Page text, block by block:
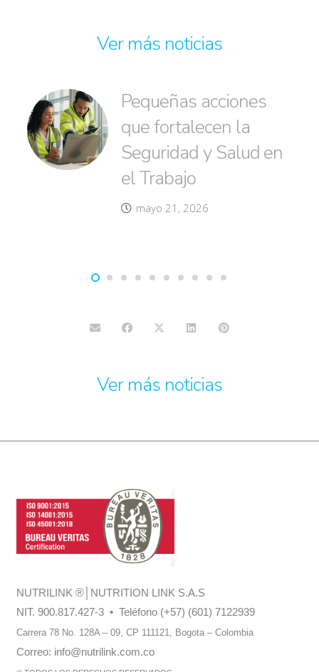
Ver más noticias
Pequeñas acciones
que fortalecen la
Seguridad y Salud en
el Trabajo
mayo 21, 2026
Ver más noticias
NUTRILINK ®│NUTRITION LINK S.A.S
NIT. 900.817.427-3 • Teléfono (+57) (601) 7122939
Carrera 78 No. 128A – 09, CP 111121, Bogota – Colombia
Correo: info@nutrilink.com.co